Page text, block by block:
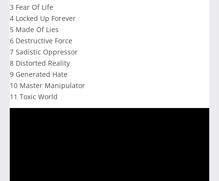
3 Fear Of Life
4 Locked Up Forever
5 Made Of Lies
6 Destructive Force
7 Sadistic Oppressor
8 Distorted Reality
9 Generated Hate
10 Master Manipulator
11 Toxic World